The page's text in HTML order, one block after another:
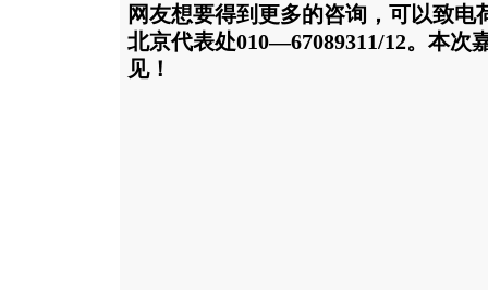
网友想要得到更多的咨询，可以致电
北京代表处010—67089311/12。本次
见！